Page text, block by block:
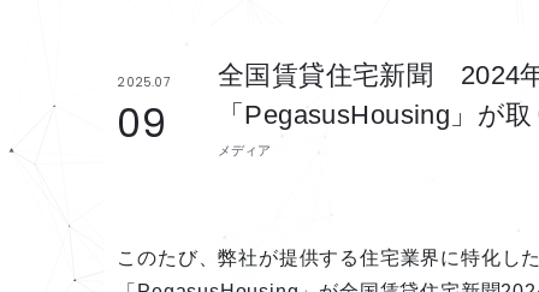
2025.07
09
全国賃貸住宅新聞 2024
「PegasusHousing」が
メディア
このたび、弊社が提供する住宅業界に特化し